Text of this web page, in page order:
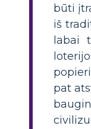
būti
iš
labai
pat